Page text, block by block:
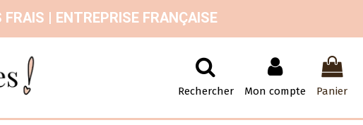
| ENTREPRISE FRANÇAISE
Rechercher Mon compte Panier